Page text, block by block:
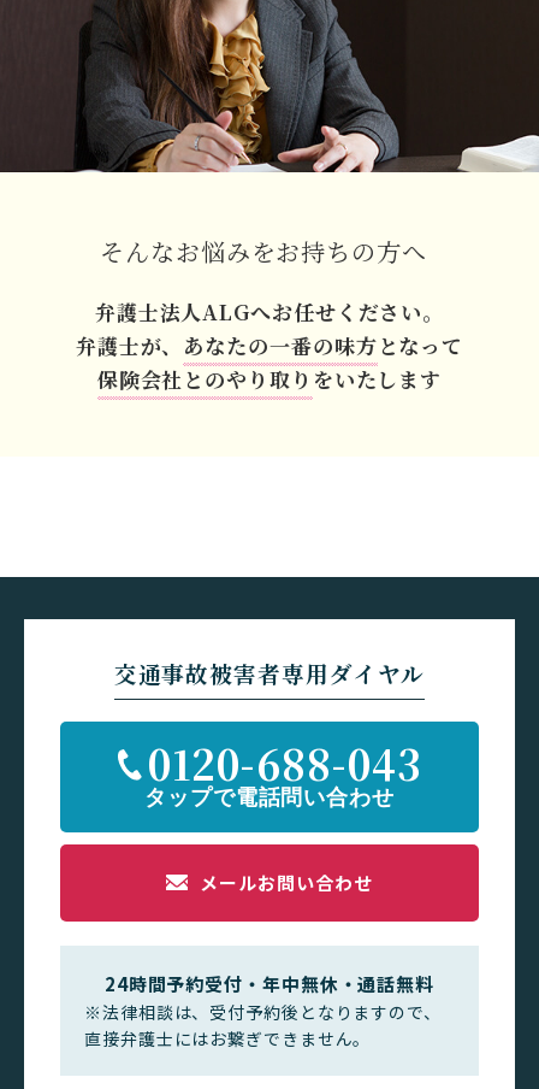
そんなお悩みをお持ちの方へ
弁護士法人ALGへお任せください。
弁護士が、 あなたの一番の味方となって
保険会社とのやり取り をいたします
交通事故被害者専用ダイヤル
0120-688-043
メールお問い合わせ
24時間予約受付・年中無休・通話無料
※法律相談は、受付予約後となりますので、
直接弁護士にはお繋ぎできません。